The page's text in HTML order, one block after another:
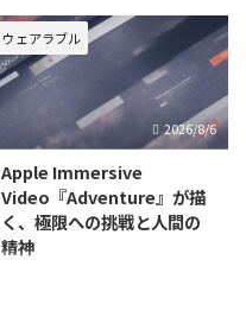
ます。特に、ウェアラブルデバイ
スは、単なる情報表示のツールを
超え、身体感覚そのものを拡張
し、デジタル世界との境界を曖昧
にする可能性を秘めています。今
回注目するのは、福岡・キャナル
シ
ウェアラブル
2026/8/6
Apple Immersive
Video『Adventure』が描
く、極限への挑戦と人間の
精神